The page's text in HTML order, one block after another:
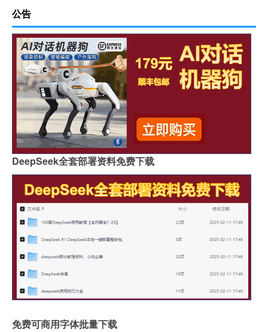
公告
DeepSeek全套部署资料免费下载
免费可商用字体批量下载